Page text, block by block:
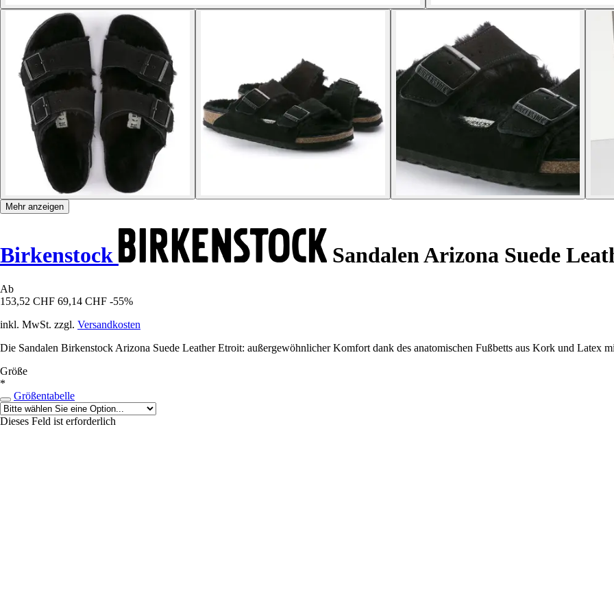
Mehr anzeigen
Birkenstock Sandalen Arizona Suede
Ab
153,52 CHF 69,14 CHF -55%
inkl. MwSt. zzgl. Versandkosten
Die Sandalen Birkenstock Arizona Suede Leather Etroit: außergewöhnlicher Komfort dank des anatomischen Fußbetts aus Kork und Latex
Größe
*
Größentabelle
Dieses Feld ist erforderlich